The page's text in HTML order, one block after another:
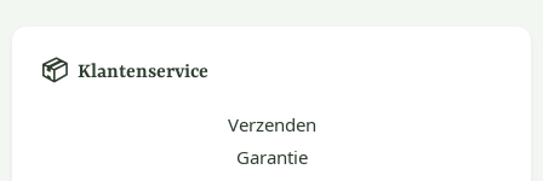
📦 Klantenservice
Verzenden
Garantie